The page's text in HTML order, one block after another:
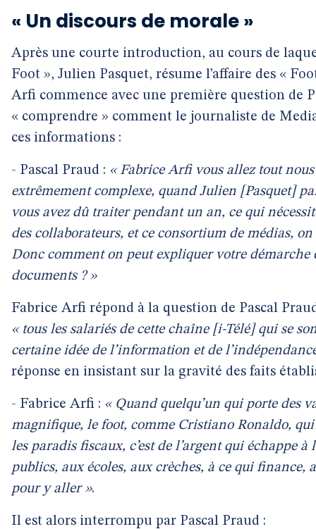
« Un discours de morale »
Après une courte introduction, au cours de
Foot », Julien Pasquet, résume l’affaire des «
Arfi commence avec une première question de
« comprendre » comment le journaliste de
ces informations :
- Pascal Praud : « Fabrice Arfi vous allez tout
extrêmement complexe, quand Julien [Pasquet]
vous avez dû traiter pendant un an, ce qui
des collaborateurs, et ce consortium de médias,
Donc comment on peut expliquer votre démarche
documents ? »
Fabrice Arfi répond à la question de Pascal
« tous les salariés de cette chaîne [i-Télé] qui se
certaine idée de l’information et de
réponse en insistant sur la gravité des faits
- Fabrice Arfi : « Quand quelqu’un qui porte des
magnifique, le foot, comme Cristiano Ronaldo,
les paradis fiscaux, c’est de l’argent qui échappe
publics, aux écoles, aux crèches, à ce qui finance,
pour y aller ».
Il est alors interrompu par Pascal Praud :